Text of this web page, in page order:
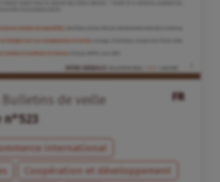
FR
Bulletins de veille
international
Coopération et développement